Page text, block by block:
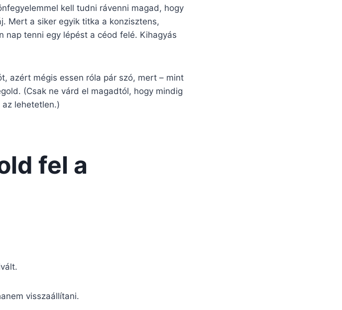
kell tudni rávenni magad, hogy
Mert a siker egyik titka a konzisztens,
nap tenni egy lépést a céod felé. Kihagyás
azért mégis essen róla pár szó, mert – mint
(Csak ne várd el magadtól, hogy mindig
lehetetlen.)
fel a
visszaállítani.